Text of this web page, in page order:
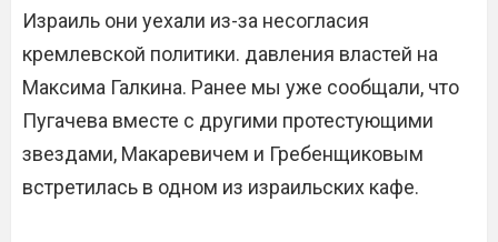
Израиль они уехали из-за несогласия
кремлевской политики. давления властей на
Максима Галкина. Ранее мы уже сообщали, что
Пугачева вместе с другими протестующими
звездами, Макаревичем и Гребенщиковым
встретилась в одном из израильских кафе.